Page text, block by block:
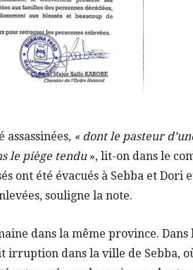
, « dont le pasteur
le piège tendu», lit-on dans le
ont été évacués à Sebba et Dori
souligne la note.
dans la même province.
dans la ville de Sebba,